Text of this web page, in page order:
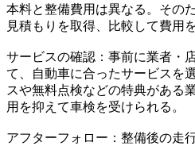
本料と整備費用は異なる。その
見積もりを取得、比較して費用
サービスの確認：事前に業者・
て、自動車に合ったサービスを
スや無料点検などの特典がある
用を抑えて車検を受けられる。
アフターフォロー：整備後の走